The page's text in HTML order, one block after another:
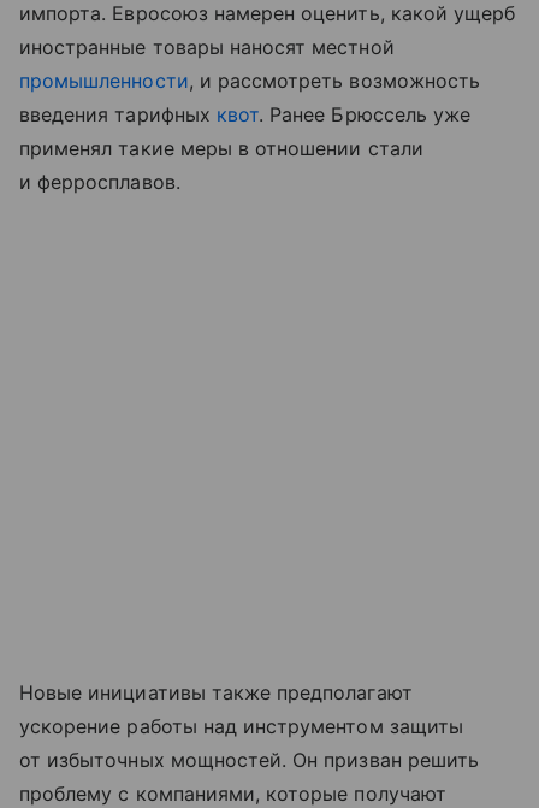
импорта. Евросоюз намерен оценить, какой ущерб
иностранные товары наносят местной
промышленности, и рассмотреть возможность
введения тарифных квот. Ранее Брюссель уже
применял такие меры в отношении стали
и ферросплавов.
Новые инициативы также предполагают
ускорение работы над инструментом защиты
от избыточных мощностей. Он призван решить
проблему с компаниями, которые получают